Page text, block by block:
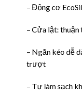
– Động cơ
– Cửa lật: thuận
– Ngăn kéo dễ
trượt
– Tự làm sạch